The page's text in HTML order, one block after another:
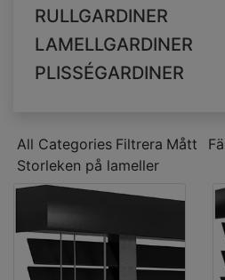
RULLGARDINER
LAMELLGARDINER
PLISSÉGARDINER
All Categories Filtrera Mått
Storleken på lameller